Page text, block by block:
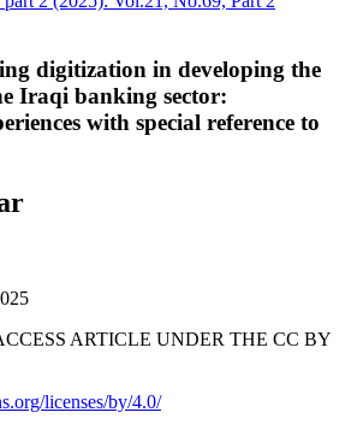
digitization in developing the
Iraqi banking sector:
with special reference to
ARTICLE UNDER THE CC BY
licenses/by/4.0/